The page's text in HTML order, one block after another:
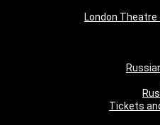
London
Tickets